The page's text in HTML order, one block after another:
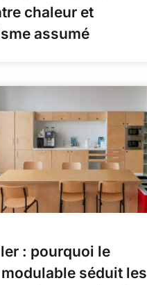
chaleur et
assumé
: pourquoi le
séduit les